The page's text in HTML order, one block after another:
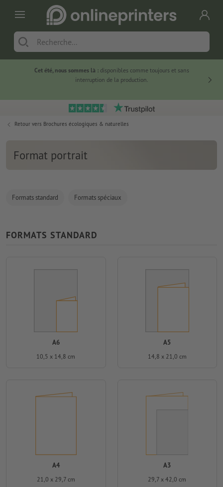
Cet été, nous sommes là :disponibles comme toujours et sans
interruption de la production.
Retour vers Brochures écologiques & naturelles
Format portrait
Formats standard Formats spéciaux
FORMATS STANDARD
A6
10,5 x 14,8 cm
A5
14,8 x 21,0 cm
A4
21,0 x 29,7 cm
A3
29,7 x 42,0 cm